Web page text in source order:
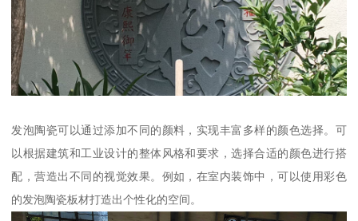
发泡陶瓷可以通过添加不同的颜料，实现丰富多样的颜色选择。可
以根据建筑和工业设计的整体风格和要求，选择合适的颜色进行搭
配，营造出不同的视觉效果。例如，在室内装饰中，可以使用彩色
的发泡陶瓷板材打造出个性化的空间。